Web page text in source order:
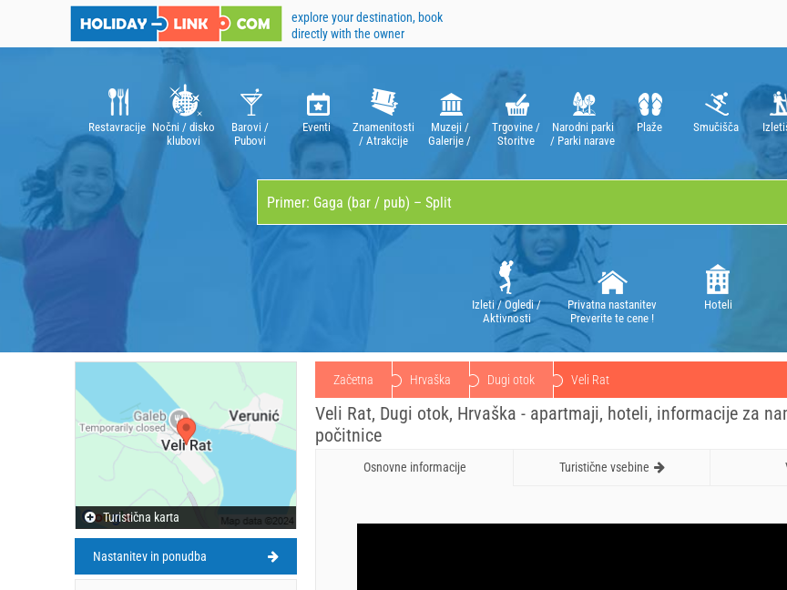
explore your destination, book
directly with the owner
Restavracije Nočni / disko
klubovi
Barovi /
Pubovi
Eventi
Znamenitosti
/ Atrakcije
Muzeji /
Galerije /
Trgovine /
Storitve
Narodni parki
/ Parki narave
Plaže Smučišča
Izleti / Ogledi /
Aktivnosti
Privatna nastanitev
Preverite te cene !
Hoteli
Začetna Hrvaška Dugi otok Veli Rat
Veli Rat, Dugi otok, Hrvaška - apartmaji, hoteli, informacije za
počitnice
Osnovne informacije Turistične vsebine
Turistična karta
Nastanitev in ponudba